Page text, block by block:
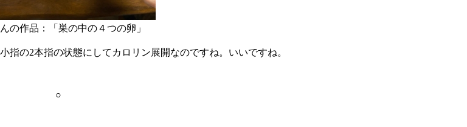
の作品：「巣の中の４つの卵」
の2本指の状態にしてカロリン展開なのですね。いいですね。
○